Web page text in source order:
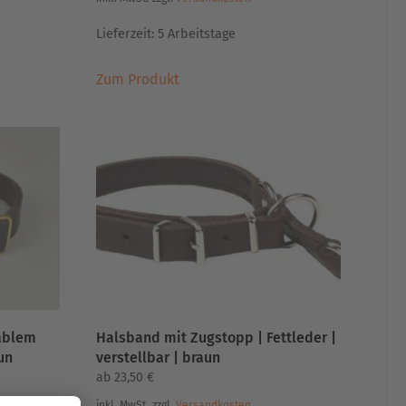
Lieferzeit: 5 Arbeitstage
Zum ProduktProdukt
Die
Optionen
können
auf
werden
Halsband mit Zugstopp | Fettleder |
verstellbar | braun
ab 23,50 €